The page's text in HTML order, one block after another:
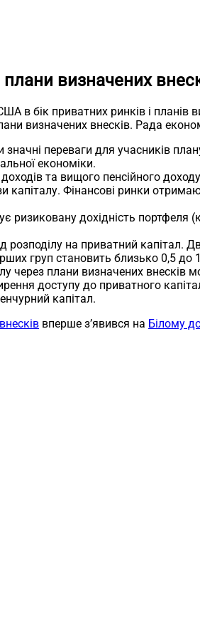
плани визначених
в бік приватних ринків і
визначених внесків. Рада
переваги для учасників
економіки.
та вищого пенсійного
Фінансові ринки
ризиковану дохідність портфеля
на приватний капітал.
груп становить близько 0,5 до
через плани визначених
доступу до приватного
капітал.
вперше з’явився на Білому